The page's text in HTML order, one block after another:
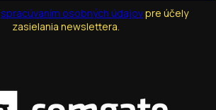
spracúvaním osobných údajovpre účely
zasielania newslettera.